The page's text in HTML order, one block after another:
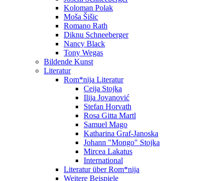
Koloman Polak
Moša Šišic
Romano Rath
Diknu Schneeberger
Nancy Black
Tony Wegas
Bildende Kunst
Literatur
Rom*nija Literatur
Ceija Stojka
Ilija Jovanović
Stefan Horvath
Rosa Gitta Martl
Samuel Mago
Katharina Graf-Janoska
Johann "Mongo" Stojka
Mircea Lakatus
International
Literatur über Rom*nija
Weitere Beispiele